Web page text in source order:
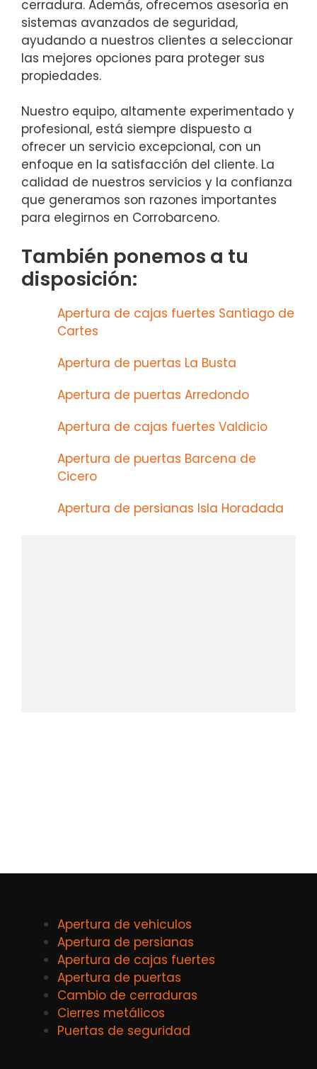
cerradura. Además, ofrecemos asesoría en
sistemas avanzados de seguridad,
ayudando a nuestros clientes a seleccionar
las mejores opciones para proteger sus
propiedades.
Nuestro equipo, altamente experimentado y
profesional, está siempre dispuesto a
ofrecer un servicio excepcional, con un
enfoque en la satisfacción del cliente. La
calidad de nuestros servicios y la confianza
que generamos son razones importantes
para elegirnos en Corrobarceno.
También ponemos a tu
disposición:
Apertura de cajas fuertes Santiago de
Cartes
Apertura de puertas La Busta
Apertura de puertas Arredondo
Apertura de cajas fuertes Valdicio
Apertura de puertas Barcena de
Cicero
Apertura de persianas Isla Horadada
Apertura de vehiculos
Apertura de persianas
Apertura de cajas fuertes
Apertura de puertas
Cambio de cerraduras
Cierres metálicos
Puertas de seguridad